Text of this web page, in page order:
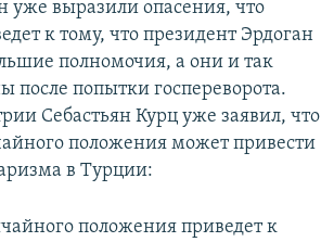
уже выразили опасения, что
к тому, что президент Эрдоган
полномочия, а они и так
после попытки госпереворота.
Себастьян Курц уже заявил, что
положения может привести
в Турции:
положения приведет к